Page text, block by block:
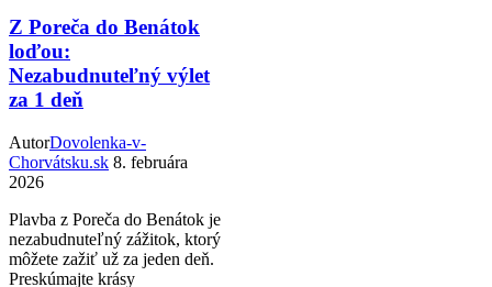
Z Poreča do Benátok
loďou:
Nezabudnuteľný výlet
za 1 deň
AutorDovolenka-v-
Chorvátsku.sk 8. februára
2026
Plavba z Poreča do Benátok je
nezabudnuteľný zážitok, ktorý
môžete zažiť už za jeden deň.
Preskúmajte krásy